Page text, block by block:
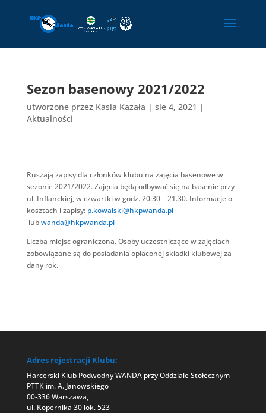
Sezon basenowy 2021/2022
utworzone przez Kasia Kazała | sie 4, 2021 |
Aktualności
Ruszają zapisy dla członków klubu na zajęcia basenowe w
sezonie 2021/2022. Zajęcia będą odbywać się na basenie przy
ul. Inflanckiej, w czwartki w godz. 20.30 – 21.30. Informacje o
kosztach i zapisy: p.kowalski@hkpwanda.pl
lubwanda@hkpwanda.pl
Liczba miejsc ograniczona. Osoby uczestniczące w zajęciach
zobowiązane są do posiadania opłaconej składki klubowej za
dany rok.
Adres rejestracji Klubu:
Harcerski Klub Podwodny WANDA przy Oddziale Stołecznym
PTTK im. A. Janowskiego
00-336 Warszawa,
ul. Kopernika 30 lok. 523